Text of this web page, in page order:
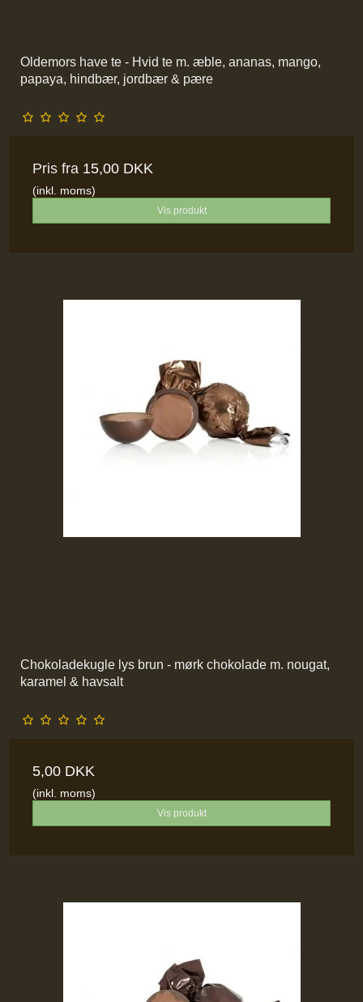
Oldemors have te - Hvid te m. æble, ananas, mango,
papaya, hindbær, jordbær & pære
Pris fra 15,00 DKK
(inkl. moms)
Vis produkt
Chokoladekugle lys brun - mørk chokolade m. nougat,
karamel & havsalt
5,00 DKK
(inkl. moms)
Vis produkt